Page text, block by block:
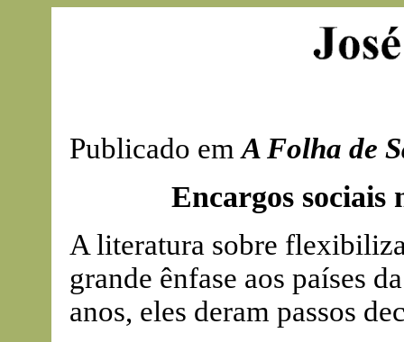
Publicado emA Folha de
Encargos sociais
A literatura sobre
grande ênfase aos países
anos, eles deram passos